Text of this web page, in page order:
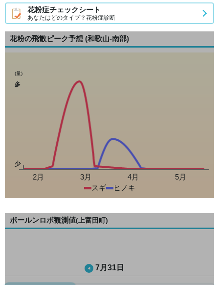
花粉症チェックシート
あなたはどのタイプ？花粉症診断
花粉の飛散ピーク予想 (和歌山-南部)
(量)
多
少
2月 3月 4月
5月
スギ
ヒノキ
ポールンロボ観測値(上富田町)
7月31日